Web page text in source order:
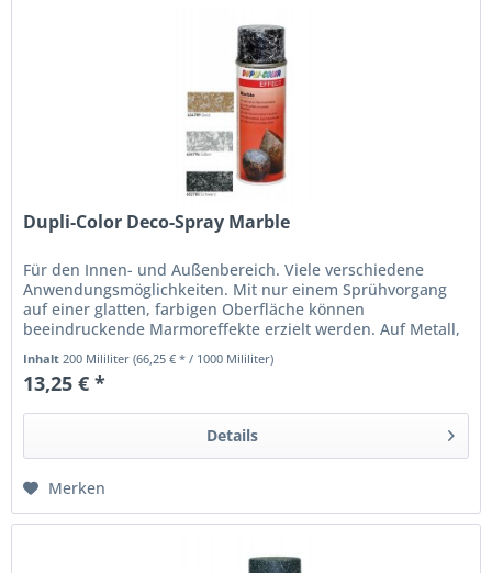
Dupli-Color Deco-Spray Marble
Für den Innen- und Außenbereich. Viele verschiedene
Anwendungsmöglichkeiten. Mit nur einem Sprühvorgang
auf einer glatten, farbigen Oberfläche können
beeindruckende Marmoreffekte erzielt werden. Auf Metall,
Holz, Glas, Keramik,...
Inhalt200 Mililiter(66,25 € * / 1000 Mililiter)
13,25 € *
Details
Merken